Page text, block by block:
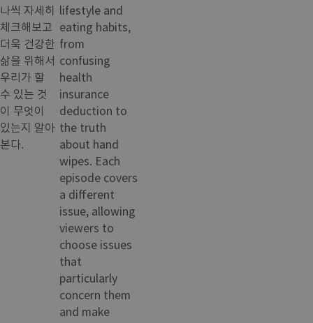
나씩 자세히
체크해보고
더욱 건강한
삶을 위해서
우리가 할
수 있는 것
이 무엇이
있는지 알아
본다.
lifestyle and
eating habits,
from
confusing
health
insurance
deduction to
the truth
about hand
wipes. Each
episode covers
a different
issue, allowing
viewers to
choose issues
that
particularly
concern them
and make